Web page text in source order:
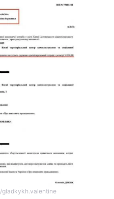
gladkykh.valentine